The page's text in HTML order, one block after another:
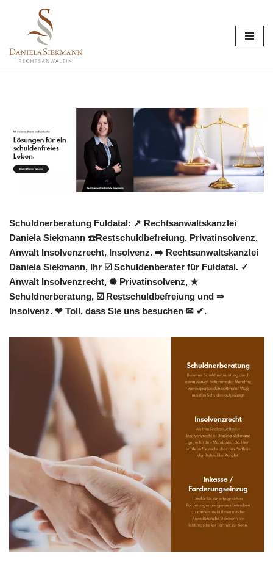
Inhalt
springen
Schuldnerberatung Fuldatal: ↗️ Rechtsanwaltskanzlei
Daniela Siekmann ☎️Restschuldbefreiung, Privatinsolvenz,
Anwalt Insolvenzrecht, Insolvenz. ➡️ Rechtsanwaltskanzlei
Daniela Siekmann, Ihr ☑️ Schuldenberater für Fuldatal. ✓
Anwalt Insolvenzrecht, ✺ Privatinsolvenz, ★
Schuldnerberatung, ☑️ Restschuldbefreiung und ⇒
Insolvenz. ❤ Toll, dass Sie uns besuchen ✉ ✔.